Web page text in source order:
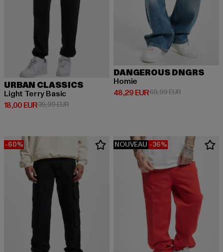
URBAN CLASSICS
Light Terry Basic
18,00 EUR
Prix courant: 18,00 EUR
39,99 EURPrix en promotion: 39,99 EUR
DANGEROUS DNGRS
Homie
48,29 EUR
Prix courant: 48,29 EUR
69,99 EURPrix en
-60% NOUVEAU -36%